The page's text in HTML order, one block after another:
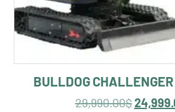
BULLDOG
29,990.00$